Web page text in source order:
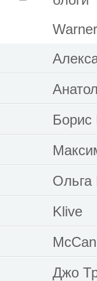
Борис
Ольга
Klive
Джо